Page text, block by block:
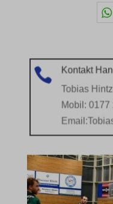

Kontakt
Tobias
Mobil: 0177
Email: